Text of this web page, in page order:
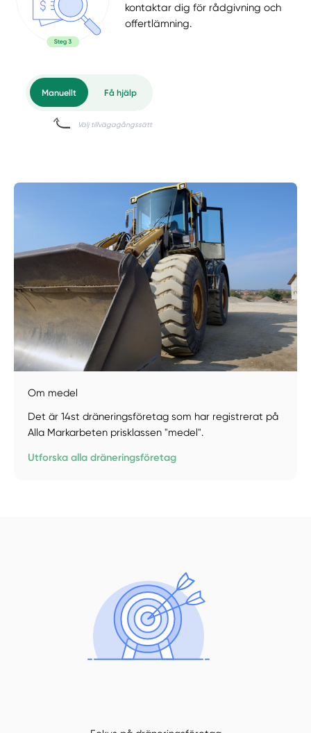
kontaktar dig för rådgivning och
offertlämning.
Få hjälp
Om medel
Det är 14st dräneringsföretag som har registrerat på
Alla Markarbeten prisklassen "medel".
Utforska alla dräneringsföretag